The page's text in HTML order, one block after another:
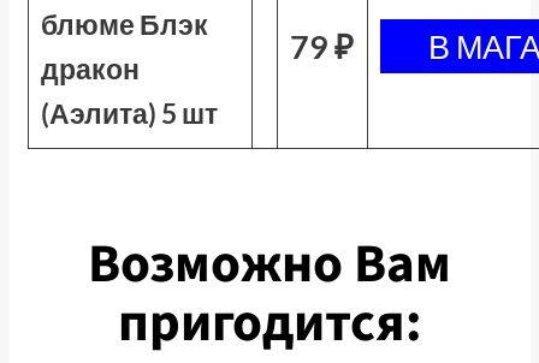
блюме Блэк
дракон
(Аэлита) 5 шт
79 ₽
Возможно Вам
пригодится: